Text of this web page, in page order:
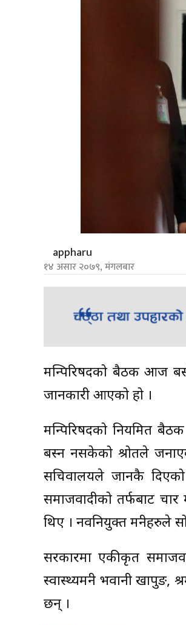
appharu
१४ असार २०७९, मंगलबार
मन्त्रिपरिषदको बैठक आज
जानकारी आएको हो ।
मन्त्रिपरिषदको नियमित
बस्न नसकेको श्रोतले
सचिवालयले जानकै
समाजवादीको तर्फबाट चार
थिए । नवनियुक्त मन्त्रीहरुले
सरकारमा एकीकृत
स्वास्थ्यमन्त्री भवानी खापुङ,
छन् ।